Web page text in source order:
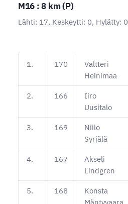
M16 : 8 km (P)
Lähti: 17, Keskeytti: 0, Hylätty: 0
1. 170
Valtteri
Heinimaa
2. 166
Iiro
Uusitalo
3. 169
Niilo
Syrjälä
4. 167
Akseli
Lindgren
5. 168
Konsta